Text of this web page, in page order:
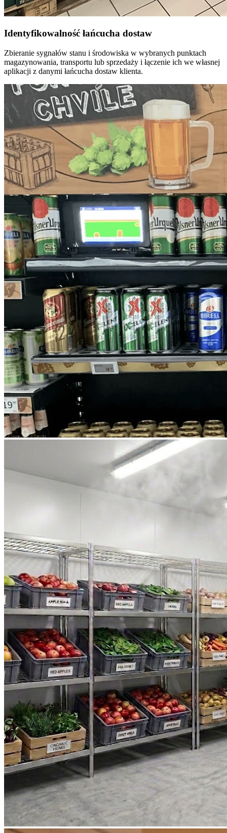
Identyfikowalność łańcucha dostaw
Zbieranie sygnałów stanu i środowiska w wybranych punktach
magazynowania, transportu lub sprzedaży i łączenie ich we własnej
aplikacji z danymi łańcucha dostaw klienta.